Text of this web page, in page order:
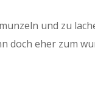
und zu
doch eher zum